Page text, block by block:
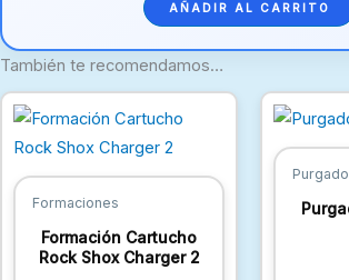
AÑADIR AL CARRITO
También te recomendamos…
Formaciones
Formación Cartucho
Rock Shox Charger 2